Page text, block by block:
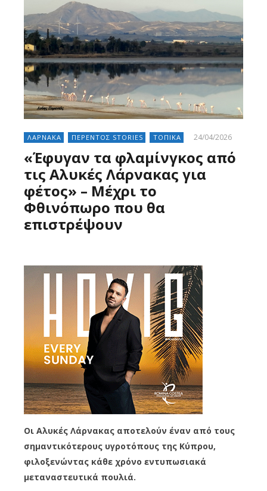
ΛΑΡΝΑΚΑ ΠΕΡΕΝΤΟΣ STORIES ΤΟΠΙΚΑ 24/04/2026
«Έφυγαν τα φλαμίνγκος από
τις Αλυκές Λάρνακας για
φέτος» – Μέχρι το
Φθινόπωρο που θα
επιστρέψουν
Οι Αλυκές Λάρνακας αποτελούν έναν από τους
σημαντικότερους υγροτόπους της Κύπρου,
φιλοξενώντας κάθε χρόνο εντυπωσιακά
μεταναστευτικά πουλιά.